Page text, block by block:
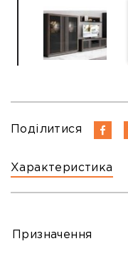
Характеристика
Поділитися
Призначення